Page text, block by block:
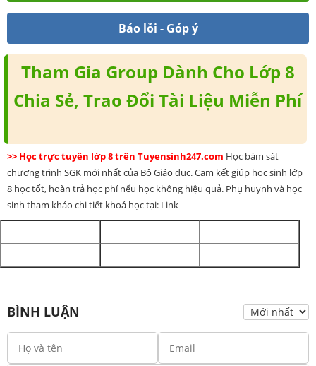
Báo lỗi - Góp ý
Tham Gia Group Dành Cho Lớp 8
Chia Sẻ, Trao Đổi Tài Liệu Miễn Phí
>> Học trực tuyến lớp 8 trên Tuyensinh247.com Học bám sát
chương trình SGK mới nhất của Bộ Giáo dục. Cam kết giúp học sinh lớp
8 học tốt, hoàn trả học phí nếu học không hiệu quả. Phụ huynh và học
sinh tham khảo chi tiết khoá học tại: Link
BÌNH LUẬN